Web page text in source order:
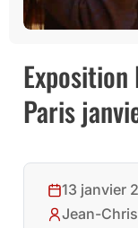
Paris
13 janvier
Jean-